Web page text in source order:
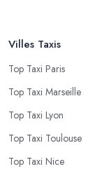
Villes Taxis
Top Taxi Paris
Top Taxi Marseille
Top Taxi Lyon
Top Taxi Toulouse
Top Taxi Nice